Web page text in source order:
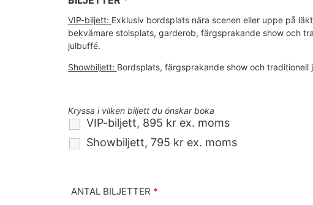
VIP-biljett, 895 kr ex. moms
Showbiljett, 795 kr ex. moms
VIP-biljett: Exklusiv bordsplats nära scenen eller uppe på
bekvämare stolsplats, garderob, färgsprakande show och
julbuffé.
Showbiljett: Bordsplats, färgsprakande show och traditionell
Kryssa i vilken biljett du önskar boka
ANTAL BILJETTER *